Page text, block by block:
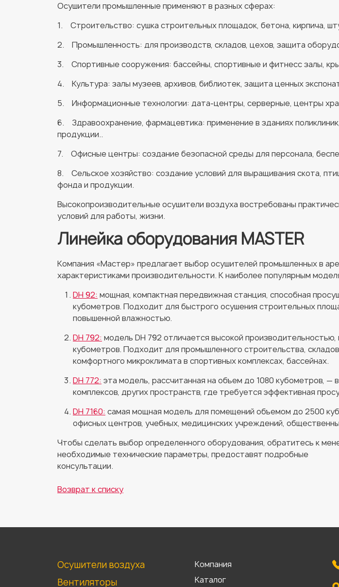
Осушители промышленные применяют в разных сферах:
1. Строительство: сушка строительных площадок, бетона, кирпича,
2. Промышленность: для производств, складов, цехов, защита
3. Спортивные сооружения: бассейны, спортивные и фитнесс залы,
4. Культура: залы музеев, архивов, библиотек, защита ценных
5. Информационные технологии: дата-центры, серверные, центры
6. Здравоохранение, фармацевтика: применение в зданиях
продукции..
7. Офисные центры: создание безопасной среды для персонала,
8. Сельское хозяйство: создание условий для выращивания скота,
фонда и продукции.
Высокопроизводительные осушители воздуха востребованы
условий для работы, жизни.
Линейка оборудования MASTER
Компания «Мастер» предлагает выбор осушителей промышленных в
характеристиками производительности. К наиболее популярным
DH 92: мощная, компактная передвижная станция, способная
кубометров. Подходит для быстрого осушения строительных
повышенной влажностью.
DH 792: модель DH 792 отличается высокой
кубометров. Подходит для промышленного строительства,
комфортного микроклимата в спортивных комплексах, бассейнах.
DH 772: эта модель, рассчитанная на объем до 1080 кубометров,
комплексов, других пространств, где требуется эффективная
DH 7160: самая мощная модель для помещений объемом до 2500
офисных центров, учебных, медицинских учреждений,
Чтобы сделать выбор определенного оборудования, обратитесь к
необходимые технические параметры, предоставят подробные
консультации.
Возврат к списку
Осушители воздуха
Вентиляторы
Компания
Каталог